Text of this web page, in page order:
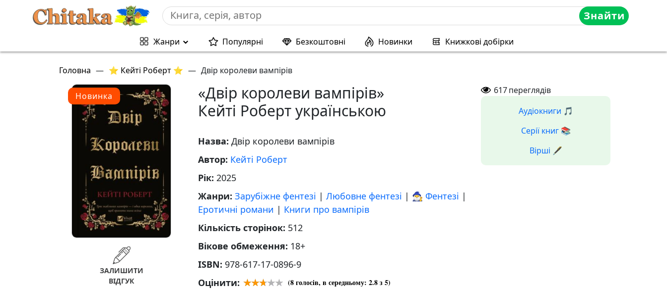
Знайти
Жанри Популярні Безкоштовні Новинки Книжкові добірки
Головна — ⭐ Кейті Роберт ⭐ — Двір королеви вампірів
Новинка
ЗАЛИШИТИ
ВІДГУК
«Двір королеви вампірів»
Кейті Роберт українською
Назва: Двір королеви вампірів
Автор: Кейті Роберт
Рік: 2025
Жанри: Зарубіжне фентезі | Любовне фентезі | 🧙‍♂️ Фентезі |
Еротичні романи | Книги про вампірів
Кількість сторінок: 512
Вікове обмеження: 18+
ISBN: 978-617-17-0896-9
Оцінити:
(8голосів, в середньому: 2.8з 5)
617переглядів
Аудіокниги 🎵
Серії книг 📚
Вірші 🖋️